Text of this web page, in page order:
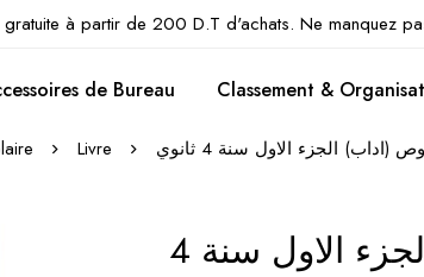
à partir de 200 D.T d'achats. Ne manquez
de Bureau Classement &
Livre الجزء الاول سنة 4 ثانوي
كتاب النصوص (اداب) الجزء الاول سنة 4